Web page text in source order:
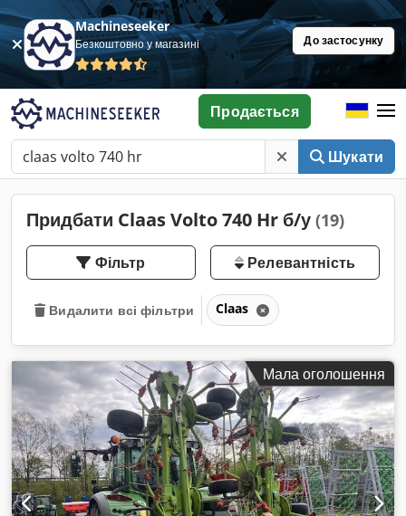
Machineseeker
Безкоштовно у магазині До застосунку
Шукати
Продається
Придбати Claas Volto 740 Hr б/у (19)
Фільтр Релевантність
Видалити всі фільтри Claas
Мала оголошення